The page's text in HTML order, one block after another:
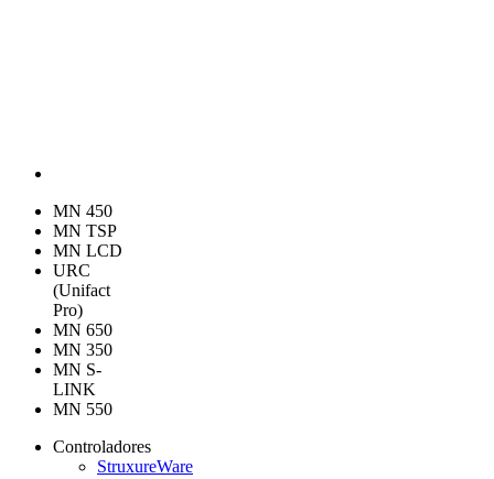
MN 450
MN TSP
MN LCD
URC
(Unifact
Pro)
MN 650
MN 350
MN S-
LINK
MN 550
Controladores
StruxureWare